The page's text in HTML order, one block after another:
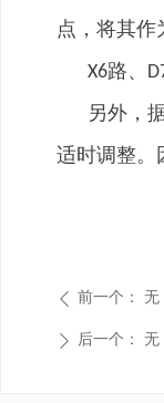
点，将其
X6路、
另外，
适时调整。
ꄴ 前一个： 无
ꄲ 后一个： 无